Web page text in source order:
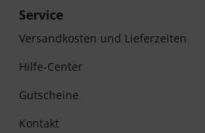
Service
Versandkosten und Lieferzeiten
Hilfe-Center
Gutscheine
Kontakt